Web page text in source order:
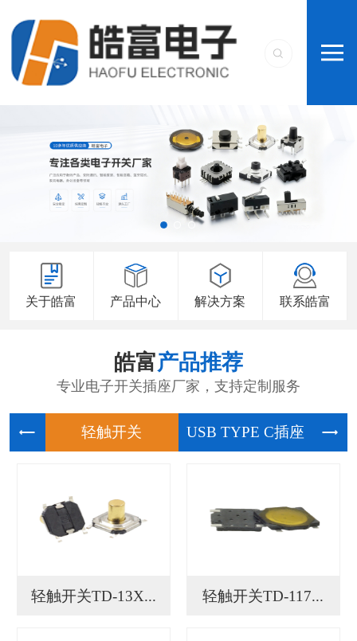
关于皓富 产品中心 解决方案 联系皓富
皓富产品推荐
专业电子开关插座厂家，支持定制服务
轻触开关 USB
轻触开关TD-13X... 轻触开关TD-117...